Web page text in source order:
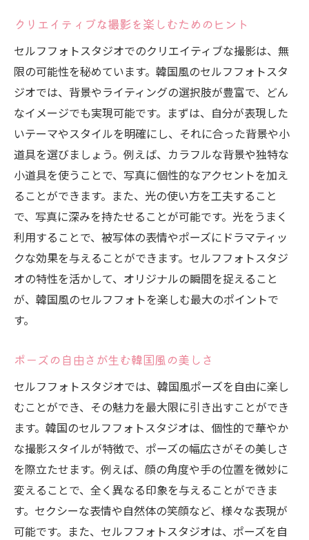
クリエイティブな撮影を楽しむためのヒント
セルフフォトスタジオでのクリエイティブな撮影は、無
限の可能性を秘めています。韓国風のセルフフォトスタ
ジオでは、背景やライティングの選択肢が豊富で、どん
なイメージでも実現可能です。まずは、自分が表現した
いテーマやスタイルを明確にし、それに合った背景や小
道具を選びましょう。例えば、カラフルな背景や独特な
小道具を使うことで、写真に個性的なアクセントを加え
ることができます。また、光の使い方を工夫すること
で、写真に深みを持たせることが可能です。光をうまく
利用することで、被写体の表情やポーズにドラマティッ
クな効果を与えることができます。セルフフォトスタジ
オの特性を活かして、オリジナルの瞬間を捉えること
が、韓国風のセルフフォトを楽しむ最大のポイントで
す。
ポーズの自由さが生む韓国風の美しさ
セルフフォトスタジオでは、韓国風ポーズを自由に楽し
むことができ、その魅力を最大限に引き出すことができ
ます。韓国のセルフフォトスタジオは、個性的で華やか
な撮影スタイルが特徴で、ポーズの幅広さがその美しさ
を際立たせます。例えば、顔の角度や手の位置を微妙に
変えることで、全く異なる印象を与えることができま
す。セクシーな表情や自然体の笑顔など、様々な表現が
可能です。また、セルフフォトスタジオは、ポーズを自